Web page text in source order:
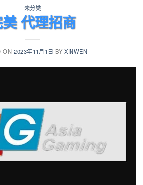
未分类
代理招商
ON2023年11月1日 BYXINWEN